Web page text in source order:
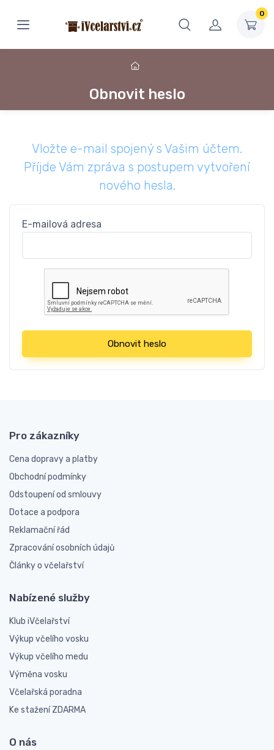
0
Obnovit heslo
Vložte e-mail spojený s Vašim účtem.
Příjde Vám zpráva s postupem vytvoření
nového hesla.
E-mailová adresa
Obnovit heslo
Pro zákazníky
Cena dopravy a platby
Obchodní podmínky
Odstoupení od smlouvy
Dotace a podpora
Reklamační řád
Zpracování osobních údajů
Články o včelařství
Nabízené služby
Klub iVčelařství
Výkup včelího vosku
Výkup včelího medu
Výměna vosku
Včelařská poradna
Ke stažení ZDARMA
O nás